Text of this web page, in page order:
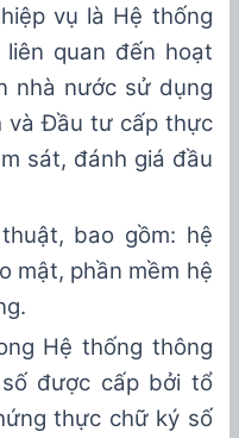
vụ là Hệ thống
quan đến hoạt
nhà nước sử dụng
và Đầu tư cấp thực
sát, đánh giá đầu
bao gồm: hệ
mật, phần mềm hệ
Hệ thống thông
được cấpbởi tổ
thực chữ ký số